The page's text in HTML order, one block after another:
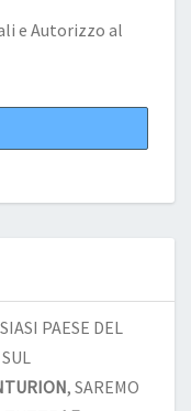
e Autorizzo al
PAESE DEL
, SAREMO